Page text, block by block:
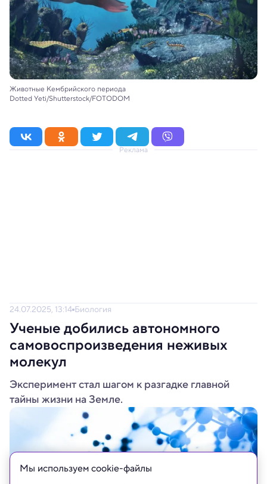
Животные Кембрийского периода
Dotted Yeti/Shutterstock/FOTODOM
Реклама
24.07.2025, 13:14 Биология
Ученые добились автономного
самовоспроизведения неживых
молекул
Эксперимент стал шагом к разгадке главной
тайны жизни на Земле.
Мы используем сookie-файлы